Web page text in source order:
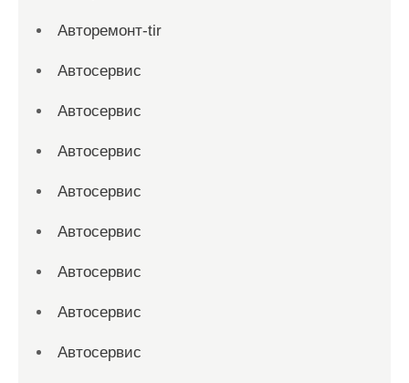
Авторемонт-tir
Автосервис
Автосервис
Автосервис
Автосервис
Автосервис
Автосервис
Автосервис
Автосервис